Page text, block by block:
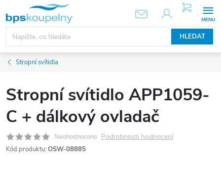
obsah
HLEDAT
NÁKUPNÍ
KOŠÍK
Stropní svítidla
Stropní svítidlo APP1059-
C + dálkový ovladač
Neohodnoceno Podrobnosti hodnocení
Kód produktu: OSW-08885